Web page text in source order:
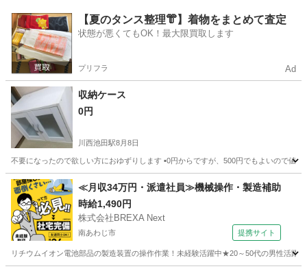
兵庫 西宮市 武庫川団地前駅 ベッド
【夏のタンス整理👘】着物をまとめて査定
状態が悪くてもOK！最大限買取します
プリフラ Ad
収納ケース
0円
川西池田駅8月8日
不要になったので欲しい方におゆずりします ▪0円からですが、500円でもよいので値
兵庫 川西市 川西池田駅 収納家具
≪月収34万円・派遣社員≫機械操作・製造補助
時給1,490円
株式会社BREXA Next
南あわじ市 提携サイト
リチウムイオン電池部品の製造装置の操作作業！未経験活躍中★20～50代の男性活